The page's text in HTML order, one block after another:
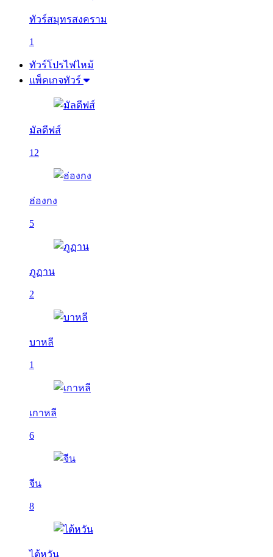
ทัวร์สมุทรสงคราม
1
ทัวร์โปรไฟไหม้
แพ็คเกจทัวร์
มัลดีฟส์
12
ฮ่องกง
5
ภูฏาน
2
บาหลี
1
เกาหลี
6
จีน
8
ไต้หวัน